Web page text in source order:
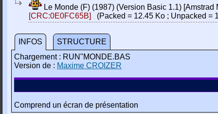
Le Monde (F) (1987) (Version Basic 1.1)
[CRC:0E0FC65B]
(Packed = 12.45 Ko ; Unpacked =
INFOS
STRUCTURE
Chargement : RUN"MONDE.BAS
Version de : Maxime CROIZER
Comprend un écran de présentation